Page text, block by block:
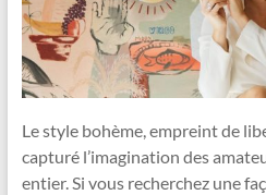
Le style bohème, empreint de
capturé l’imagination des
entier. Si vous recherchez une